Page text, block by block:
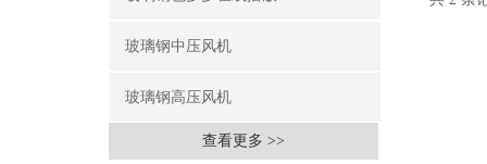
玻璃钢中压风机
玻璃钢高压风机
查看更多 >>